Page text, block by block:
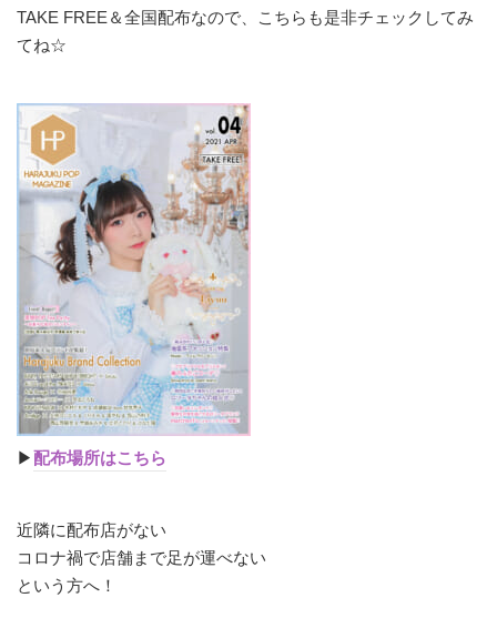
TAKE FREE＆全国配布なので、こちらも是非チェックしてみ
てね☆
▶︎配布場所はこちら
近隣に配布店がない
コロナ禍で店舗まで足が運べない
という方へ！